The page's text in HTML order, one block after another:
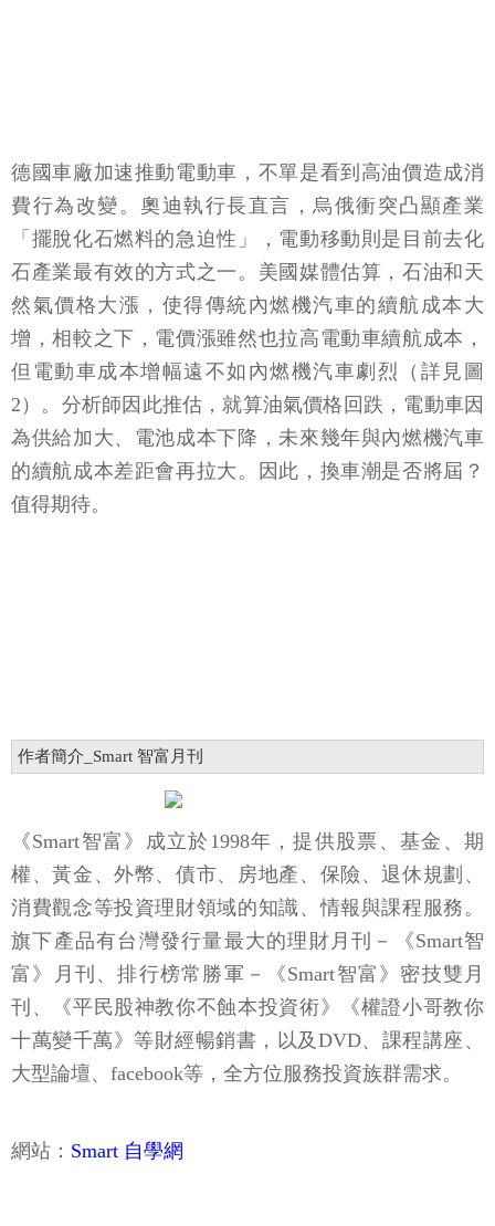
德國車廠加速推動電動車，不單是看到高油價造成消
費行為改變。奧迪執行長直言，烏俄衝突凸顯產業
「擺脫化石燃料的急迫性」，電動移動則是目前去化
石產業最有效的方式之一。美國媒體估算，石油和天
然氣價格大漲，使得傳統內燃機汽車的續航成本大
增，相較之下，電價漲雖然也拉高電動車續航成本，
但電動車成本增幅遠不如內燃機汽車劇烈（詳見圖
2）。分析師因此推估，就算油氣價格回跌，電動車因
為供給加大、電池成本下降，未來幾年與內燃機汽車
的續航成本差距會再拉大。因此，換車潮是否將屆？
值得期待。
作者簡介_Smart 智富月刊
《Smart智富》成立於1998年，提供股票、基金、期
權、黃金、外幣、債市、房地產、保險、退休規劃、
消費觀念等投資理財領域的知識、情報與課程服務。
旗下產品有台灣發行量最大的理財月刊－《Smart智
富》月刊、排行榜常勝軍－《Smart智富》密技雙月
刊、《平民股神教你不蝕本投資術》《權證小哥教你
十萬變千萬》等財經暢銷書，以及DVD、課程講座、
大型論壇、facebook等，全方位服務投資族群需求。
網站： Smart 自學網